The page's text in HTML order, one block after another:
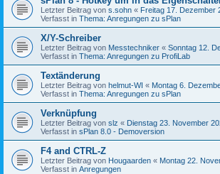
Letzter Beitrag von s.sohn « Freitag 17. Dezember
Verfasst in Thema: Anregungen zu sPlan
X/Y-Schreiber
Letzter Beitrag von Messtechniker « Sonntag 12.
Verfasst in Thema: Anregungen zu ProfiLab
Textänderung
Letzter Beitrag von helmut-WI « Montag 6.
Verfasst in Thema: Anregungen zu sPlan
Verknüpfung
Letzter Beitrag von slz « Dienstag 23. November
Verfasst in sPlan 8.0 - Demoversion
F4 and CTRL-Z
Letzter Beitrag von Hougaarden « Montag 22.
Verfasst in Anregungen